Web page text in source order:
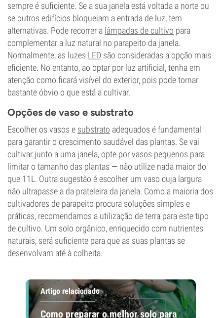
sempre é suficiente. Se a sua janela está voltada a norte ou
se outros edifícios bloqueiam a entrada de luz, tem
alternativas. Pode recorrer a lâmpadas de cultivo para
complementar a luz natural no parapeito da janela.
Normalmente, as luzes LED são consideradas a opção mais
eficiente. No entanto, ao optar por luz artificial, tenha em
atenção como ficará visível do exterior, pois pode tornar
bastante óbvio o que está a cultivar.
Opções de vaso e substrato
Escolher os vasos e substrato adequados é fundamental
para garantir o crescimento saudável das plantas. Se vai
cultivar junto a uma janela, opte por vasos pequenos para
limitar o tamanho das plantas — não utilize nada maior do
que 11L. Outra sugestão é escolher um vaso cuja largura
não ultrapasse a da prateleira da janela. Como a maioria dos
cultivadores de parapeito procura soluções simples e
práticas, recomendamos a utilização de terra para este tipo
de cultivo. Um solo orgânico, enriquecido com nutrientes
naturais, será suficiente para que as suas plantas se
desenvolvam até à colheita.
Artigo relacionado
Como preparar o melhor solo para